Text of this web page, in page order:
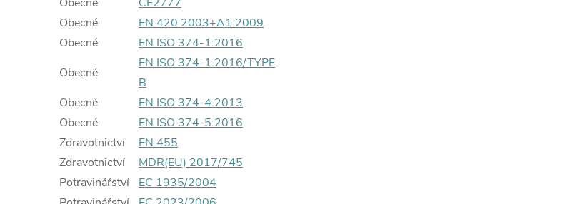
Obecné
EN 420:2003+A1:2009
Obecné
EN ISO 374-1:2016
Obecné
EN ISO 374-1:2016/TYPE
B
Obecné
EN ISO 374-4:2013
Obecné
EN ISO 374-5:2016
Zdravotnictví
EN 455
Zdravotnictví
MDR(EU) 2017/745
Potravinářství
EC 1935/2004